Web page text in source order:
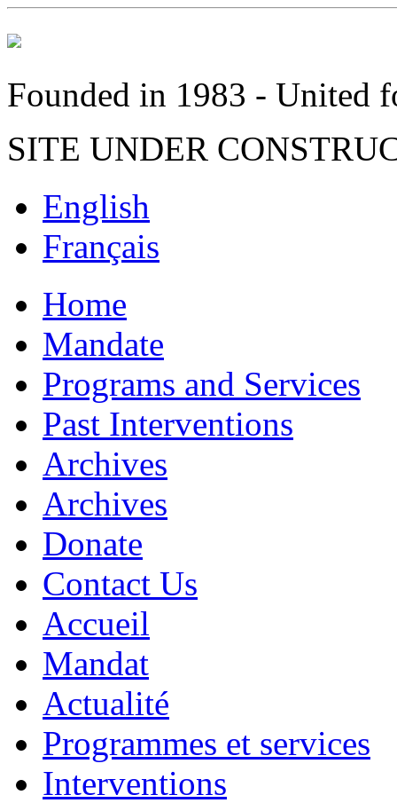
Founded in 1983 - United
SITE UNDER
English
Français
Home
Mandate
Programs and Services
Past Interventions
Archives
Archives
Donate
Contact Us
Accueil
Mandat
Actualité
Programmes et services
Interventions